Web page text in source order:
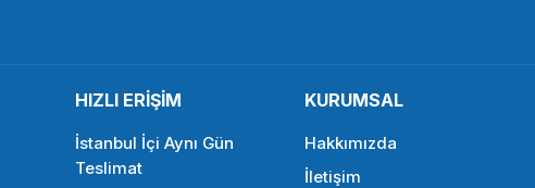
HIZLI ERİŞİM
İstanbul İçi Aynı Gün
Teslimat
KURUMSAL
Hakkımızda
İletişim